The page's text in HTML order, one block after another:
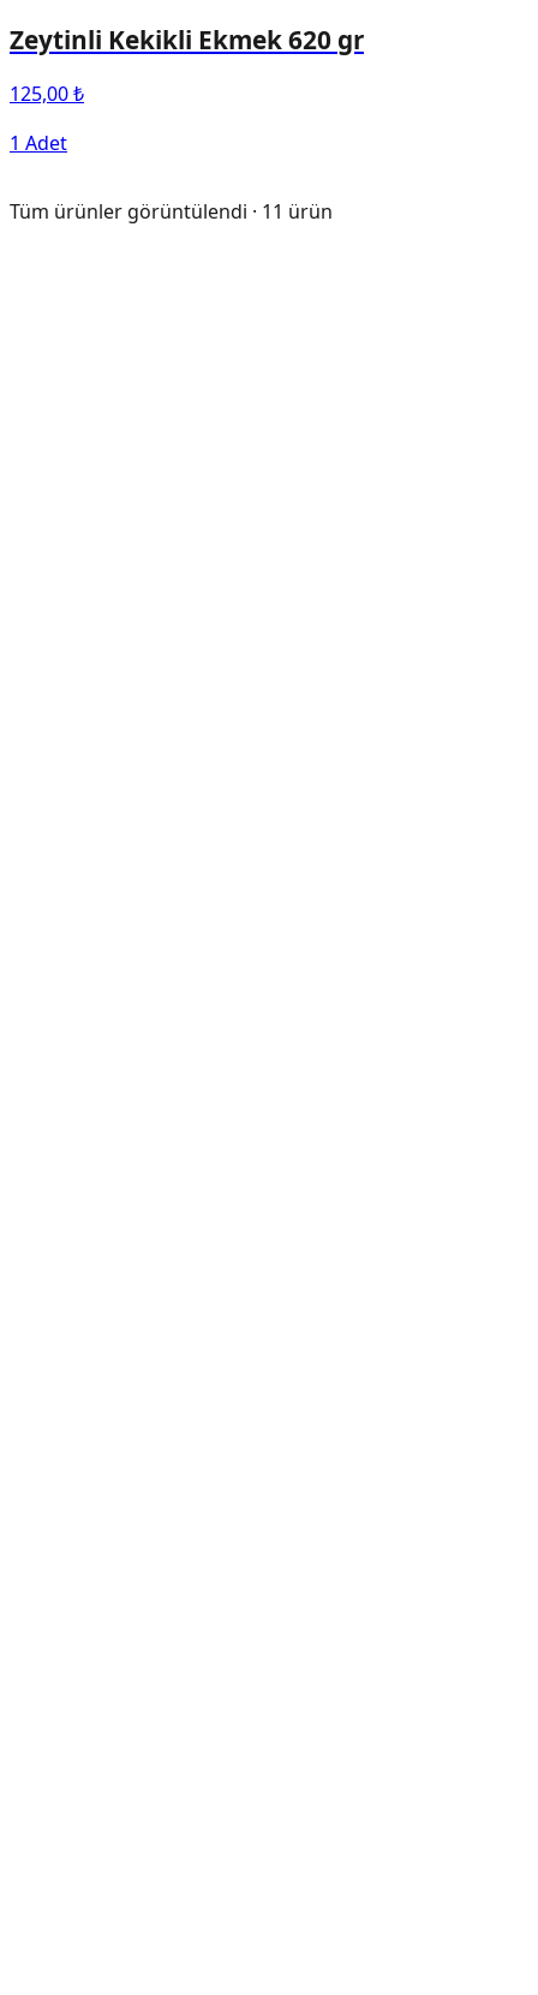
Zeytinli Kekikli Ekmek 620 gr
125,00 ₺
1 Adet
Tüm ürünler görüntülendi · 11 ürün